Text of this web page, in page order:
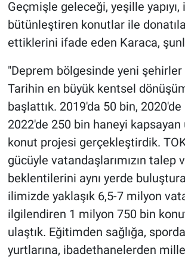
Geçmişle geleceği, yeşille
bütünleştiren konutlar ile
ettiklerini ifade eden Karaca,
"Deprem bölgesinde yeni şehirler
Tarihin en büyük kentsel
başlattık. 2019'da 50 bin, 2020'de
2022'de 250 bin haneyi kapsayan
konut projesi gerçekleştirdik.
gücüyle vatandaşlarımızın talep
beklentilerini aynı yerde
ilimizde yaklaşık 6,5-7 milyon
ilgilendiren 1 milyon 750 bin
ulaştık. Eğitimden sağlığa,
yurtlarına, ibadethanelerden